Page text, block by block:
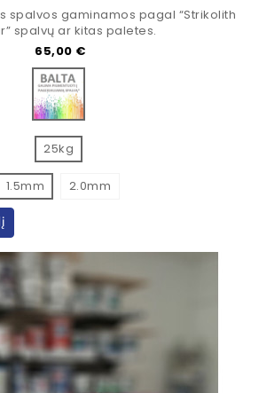
spalvos gaminamos pagal “Strikolith
spalvų ar kitas paletes.
Kaina
65,00 €
Bazė spalvinimui
25kg
1.5mm 2.0mm